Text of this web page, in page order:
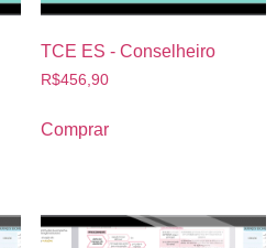
TCE ES - Conselheiro
R$456,90
Comprar